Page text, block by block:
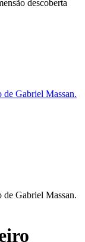
descoberta